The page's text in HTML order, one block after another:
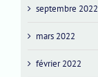
septembre 2022
mars 2022
février 2022